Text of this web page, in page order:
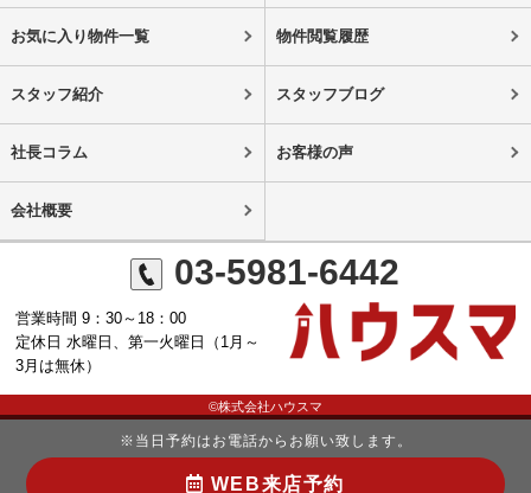
お気に入り物件一覧 物件閲覧履歴
スタッフ紹介 スタッフブログ
社長コラム お客様の声
会社概要
03-5981-6442
営業時間 9：30～18：00
定休日 水曜日、第一火曜日（1月～
3月は無休）
©株式会社ハウスマ
※当日予約はお電話からお願い致します。
WEB来店予約